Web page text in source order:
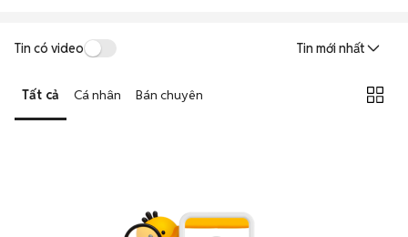
Tin có video Tin mới nhất
Tất cả Cá nhân Bán chuyên